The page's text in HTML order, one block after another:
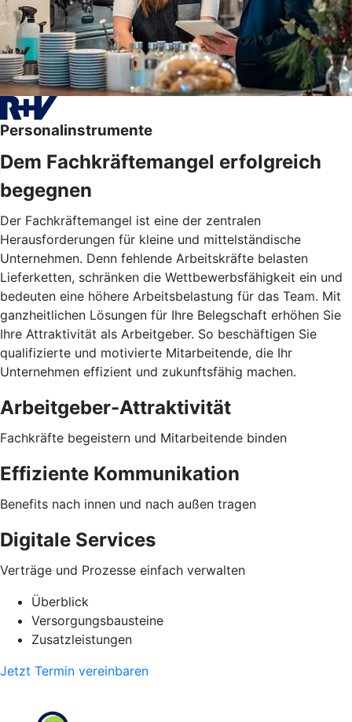
Personalinstrumente
Dem Fachkräftemangel erfolgreich
begegnen
Der Fachkräftemangel ist eine der zentralen
Herausforderungen für kleine und mittelständische
Unternehmen. Denn fehlende Arbeitskräfte belasten
Lieferketten, schränken die Wettbewerbsfähigkeit ein und
bedeuten eine höhere Arbeitsbelastung für das Team. Mit
ganzheitlichen Lösungen für Ihre Belegschaft erhöhen Sie
Ihre Attraktivität als Arbeitgeber. So beschäftigen Sie
qualifizierte und motivierte Mitarbeitende, die Ihr
Unternehmen effizient und zukunftsfähig machen.
Arbeitgeber-Attraktivität
Fachkräfte begeistern und Mitarbeitende binden
Effiziente Kommunikation
Benefits nach innen und nach außen tragen
Digitale Services
Verträge und Prozesse einfach verwalten
Überblick
Versorgungsbausteine
Zusatzleistungen
Jetzt Termin vereinbaren